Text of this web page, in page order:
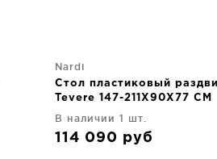
Nardi
Стол пластиковый
Tevere 147-211X90X77 CM
В наличии 1 шт.
114 090 руб